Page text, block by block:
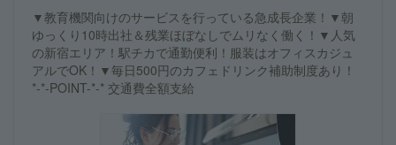
▼教育機関向けのサービスを行っている急成長企業！▼朝
ゆっくり10時出社＆残業ほぼなしでムリなく働く！▼人気
の新宿エリア！駅チカで通勤便利！服装はオフィスカジュ
アルでOK！▼毎日500円のカフェドリンク補助制度あり！
*-*-POINT-*-* 交通費全額支給